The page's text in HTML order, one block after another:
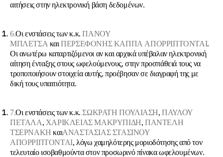
αιτήσεις στην ηλεκτρονική βάση δεδομένων.
6.Οι ενστάσεις των κ.κ.ΠΑΝΟΥ
ΜΠΛΕΤΣΑ καιΠΕΡΣΕΦΟΝΗΣ ΚΑΠΠΑ ΑΠΟΡΡΙΠΤΟΝΤΑΙ.
Οι ανωτέρω καταρτιζόμενοι αν και αρχικά υπέβαλαν ηλεκτρονική
αίτηση ένταξης στους ωφελούμενους, στην προσπάθειά τους να
τροποποιήσουν στοιχεία αυτής, προέβησαν σε διαγραφή της με
δική τους υπαιτιότητα.
7.Οι ενστάσεις των κ.κ.ΣΩΚΡΑΤΗ ΠΟΥΛΙΑΣΗ,ΠΑΥΛΟΥ
ΠΕΤΑΛΑ, ΧΑΡΙΚΛΕΙΑΣ ΜΑΚΡΥΠΙΔΗ,ΠΑΝΤΕΛΗ
ΤΣΕΡΝΑΚΗ καιΑΝΑΣΤΑΣΙΑΣ ΣΤΑΣΙΝΟΥ
ΑΠΟΡΡΙΠΤΟΝΤΑΙ, λόγω χαμηλότερης μοριοδότησης από τον
τελευταίο ισοβαθμούντα στον προσωρινό πίνακα ωφελουμένων.